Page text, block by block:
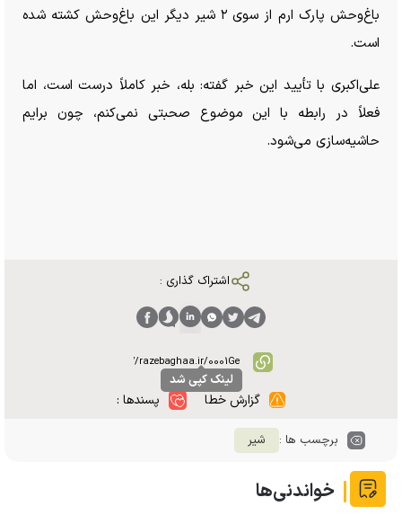
باغ‌وحش پارک ارم از سوی ۲ شیر دیگر این باغ‌وحش کشته شده
است.
علی‌اکبری با تأیید این خبر گفته: بله، خبر کاملاً درست است، اما
فعلاً در رابطه با این موضوع صحبتی نمی‌کنم، چون برایم
حاشیه‌سازی می‌شود.
اشتراک گذاری :
لینک کپی شد
گزارش خطا پسندها :
برچسب ها : شیر
خواندنی‌ها